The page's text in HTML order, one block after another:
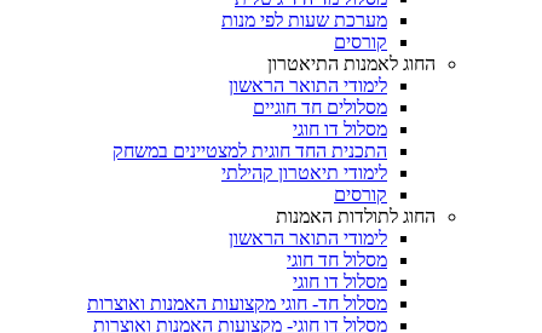
מערכת שעות לפי מנות
קורסים
החוג לאמנות התיאטרון
לימודי התואר הראשון
מסלולים חד חוגיים
מסלול דו חוגי
התכנית החד חוגית למצטיינים במשחק
לימודי תיאטרון קהילתי
קורסים
החוג לתולדות האמנות
לימודי התואר הראשון
מסלול חד חוגי
מסלול דו חוגי
מסלול חד- חוגי מקצועות האמנות ואוצרות
מסלול דו חוגי- מקצועות האמנות ואוצרות